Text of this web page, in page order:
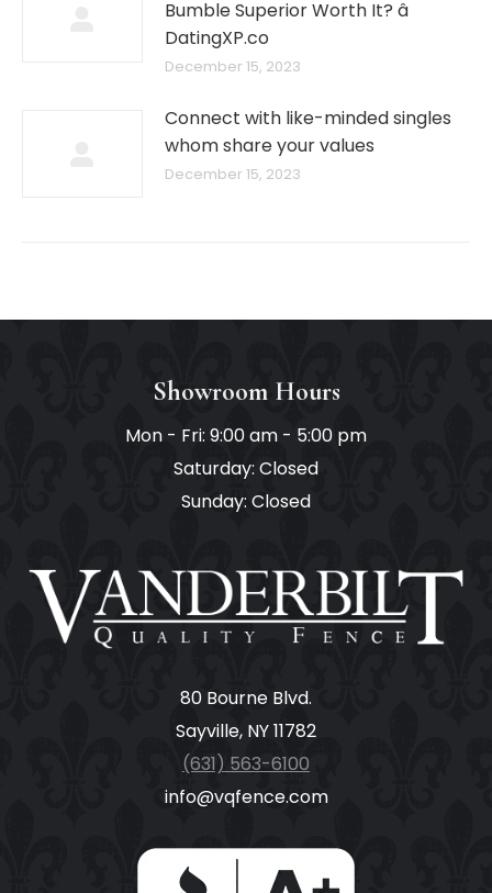
Bumble Superior Worth It? â
DatingXP.co
December 15, 2023
Connect with like-minded singles
whom share your values
December 15, 2023
Showroom Hours
Mon - Fri: 9:00 am - 5:00 pm
Saturday: Closed
Sunday: Closed
80 Bourne Blvd.
Sayville, NY 11782
(631) 563-6100
info@vqfence.com